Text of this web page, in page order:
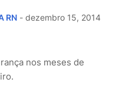
RN - dezembro 15, 2014
nos meses de